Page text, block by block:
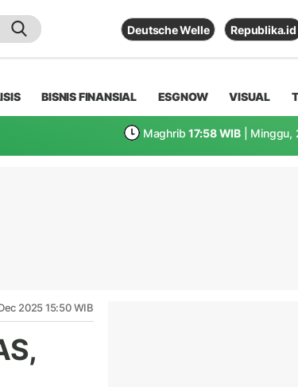
Deutsche Welle Republika.id
BISNIS FINANSIAL ESGNOW VISUAL
Maghrib 17:58 WIB |
2025 15:50 WIB